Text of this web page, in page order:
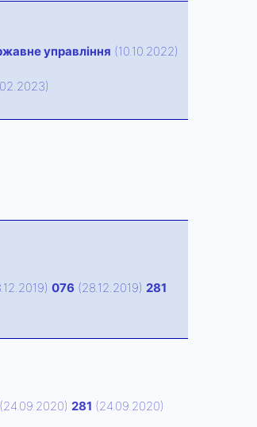
управління (10.10.2022)
076 (28.12.2019) 281
(24.09.2020) 281 (24.09.2020)